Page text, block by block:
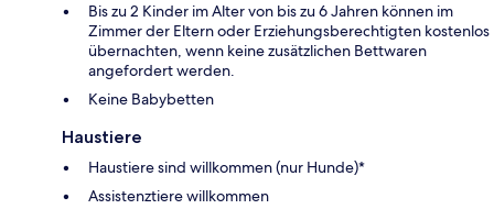
Bis zu 2 Kinder im Alter von bis zu 6 Jahren können im
Zimmer der Eltern oder Erziehungsberechtigten kostenlos
übernachten, wenn keine zusätzlichen Bettwaren
angefordert werden.
Keine Babybetten
Haustiere
Haustiere sind willkommen (nur Hunde)*
Assistenztiere willkommen